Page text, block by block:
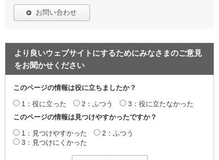
お問い合わせ
より良いウェブサイトにするためにみなさまのご意見
をお聞かせください
このページの情報は役に立ちましたか？
1：役に立った 2：ふつう
3：役に立たなかった
このページの情報は見つけやすかったですか？
1：見つけやすかった
2：ふつう
3：見つけにくかった